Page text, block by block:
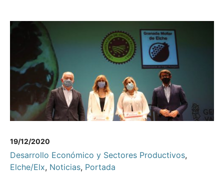
19/12/2020
Desarrollo Económico y Sectores Productivos,
Elche/Elx, Noticias, Portada